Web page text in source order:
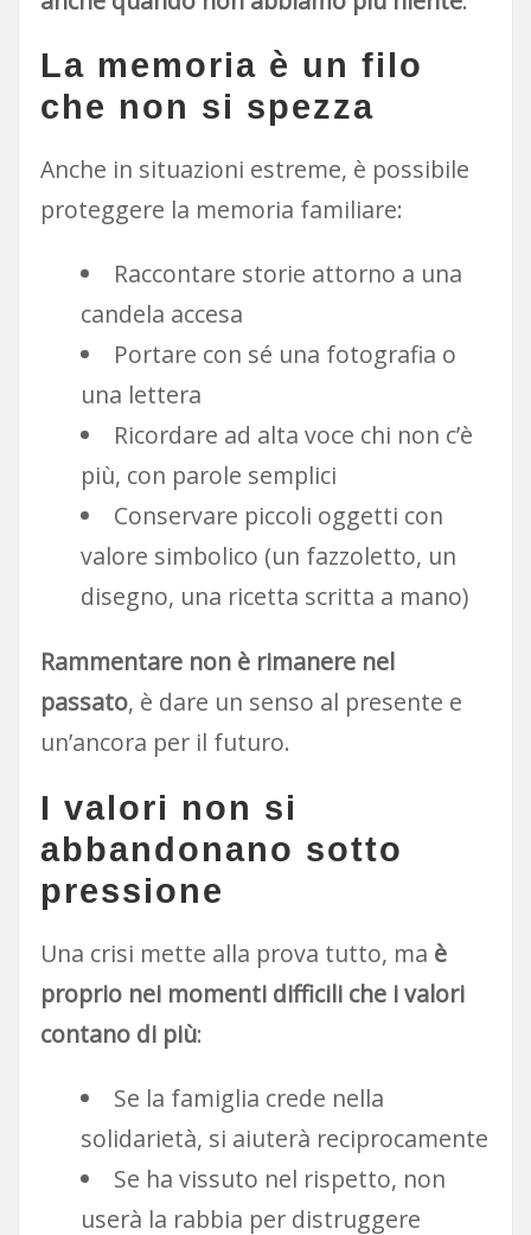
La memoria è un filo
che non si spezza
Anche in situazioni estreme, è possibile
proteggere la memoria familiare:
Raccontare storie attorno a una
candela accesa
Portare con sé una fotografia o
una lettera
Ricordare ad alta voce chi non c’è
più, con parole semplici
Conservare piccoli oggetti con
valore simbolico (un fazzoletto, un
disegno, una ricetta scritta a mano)
Rammentare non è rimanere nel
passato, è dare un senso al presente e
un’ancora per il futuro.
I valori non si
abbandonano sotto
pressione
Una crisi mette alla prova tutto, ma è
proprio nei momenti difficili che i valori
contano di più:
Se la famiglia crede nella
solidarietà, si aiuterà reciprocamente
Se ha vissuto nel rispetto, non
userà la rabbia per distruggere